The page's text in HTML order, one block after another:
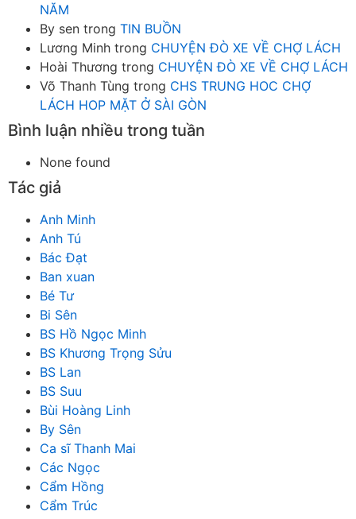
NĂM
By sen trong TIN BUỒN
Lương Minh trong CHUYỆN ĐÒ XE VỀ CHỢ LÁCH
Hoài Thương trong CHUYỆN ĐÒ XE VỀ CHỢ LÁCH
Võ Thanh Tùng trong CHS TRUNG HOC CHỢ
LÁCH HOP MẶT Ở SÀI GÒN
Bình luận nhiều trong tuần
None found
Tác giả
Anh Minh
Anh Tú
Bác Đạt
Ban xuan
Bé Tư
Bi Sên
BS Hồ Ngọc Minh
BS Khương Trọng Sửu
BS Lan
BS Suu
Bùi Hoàng Linh
By Sên
Ca sĩ Thanh Mai
Các Ngọc
Cẩm Hồng
Cẩm Trúc